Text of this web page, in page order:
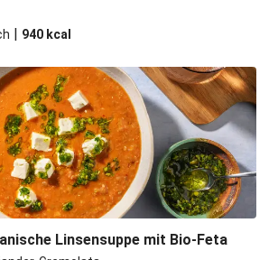
| 940 kcal
Linsensuppe mit Bio-Feta